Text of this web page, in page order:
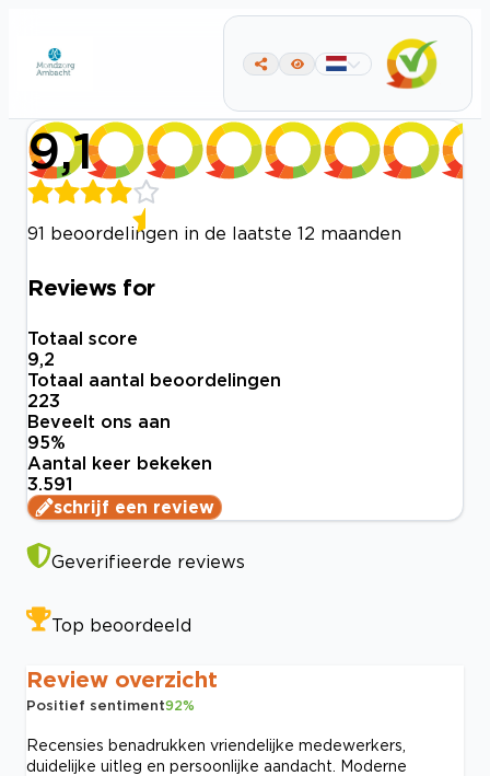
9,1
91 beoordelingen in de laatste 12 maanden
Reviews for
Totaal score
9,2
Totaal aantal beoordelingen
223
Beveelt ons aan
95%
Aantal keer bekeken
3.591
schrijf een review
Geverifieerde reviews
Top beoordeeld
Review overzicht
Positief sentiment92%
Recensies benadrukken vriendelijke medewerkers,
duidelijke uitleg en persoonlijke aandacht. Moderne